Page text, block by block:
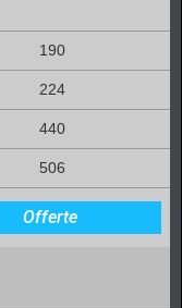
190
224
440
506
Offerte